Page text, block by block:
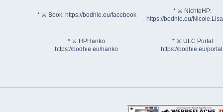
* ⚔ Book: https://bodhie.eu/facebook
* ⚔ NichteHP:
https://bodhie.eu/
* ⚔ HPHanko:
https://bodhie.eu/hanko
* ⚔ ULC Portal
https://bodhie.eu/portal